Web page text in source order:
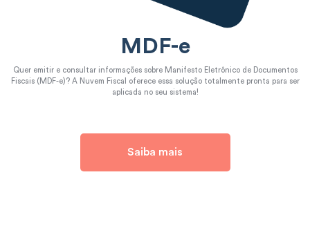
MDF-e
Quer emitir e consultar informações sobre Manifesto Eletrônico de Documentos
Fiscais (MDF-e)? A Nuvem Fiscal oferece essa solução totalmente pronta para ser
aplicada no seu sistema!
Saiba mais